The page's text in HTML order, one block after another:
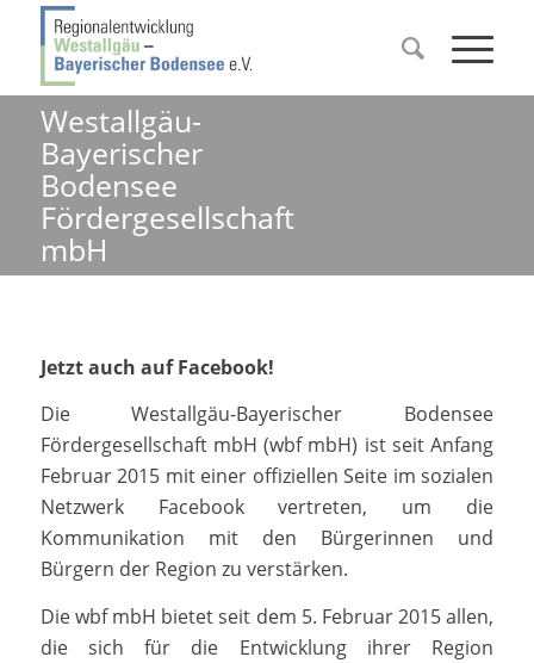
Westallgäu-
Bayerischer
Bodensee
Fördergesellschaft
mbH
Jetzt auch auf Facebook!
Die Westallgäu-Bayerischer Bodensee
Fördergesellschaft mbH (wbf mbH) ist seit Anfang
Februar 2015 mit einer offiziellen Seite im sozialen
Netzwerk Facebook vertreten, um die
Kommunikation mit den Bürgerinnen und
Bürgern der Region zu verstärken.
Die wbf mbH bietet seit dem 5. Februar 2015 allen,
die sich für die Entwicklung ihrer Region